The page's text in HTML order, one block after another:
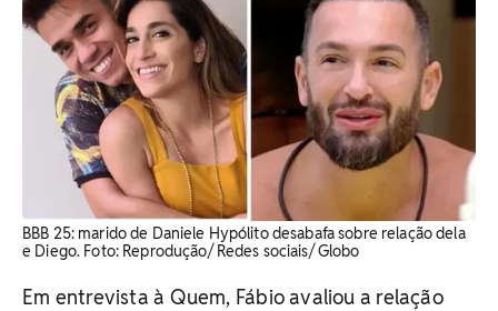
BBB 25: marido de Daniele Hypólito desabafa sobre relação dela
e Diego. Foto: Reprodução/ Redes sociais/ Globo
Em entrevista à Quem, Fábio avaliou a relação